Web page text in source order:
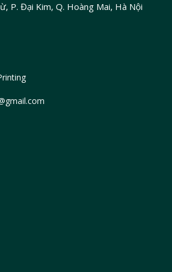
P. Đại Kim, Q. Hoàng Mai, Hà Nội